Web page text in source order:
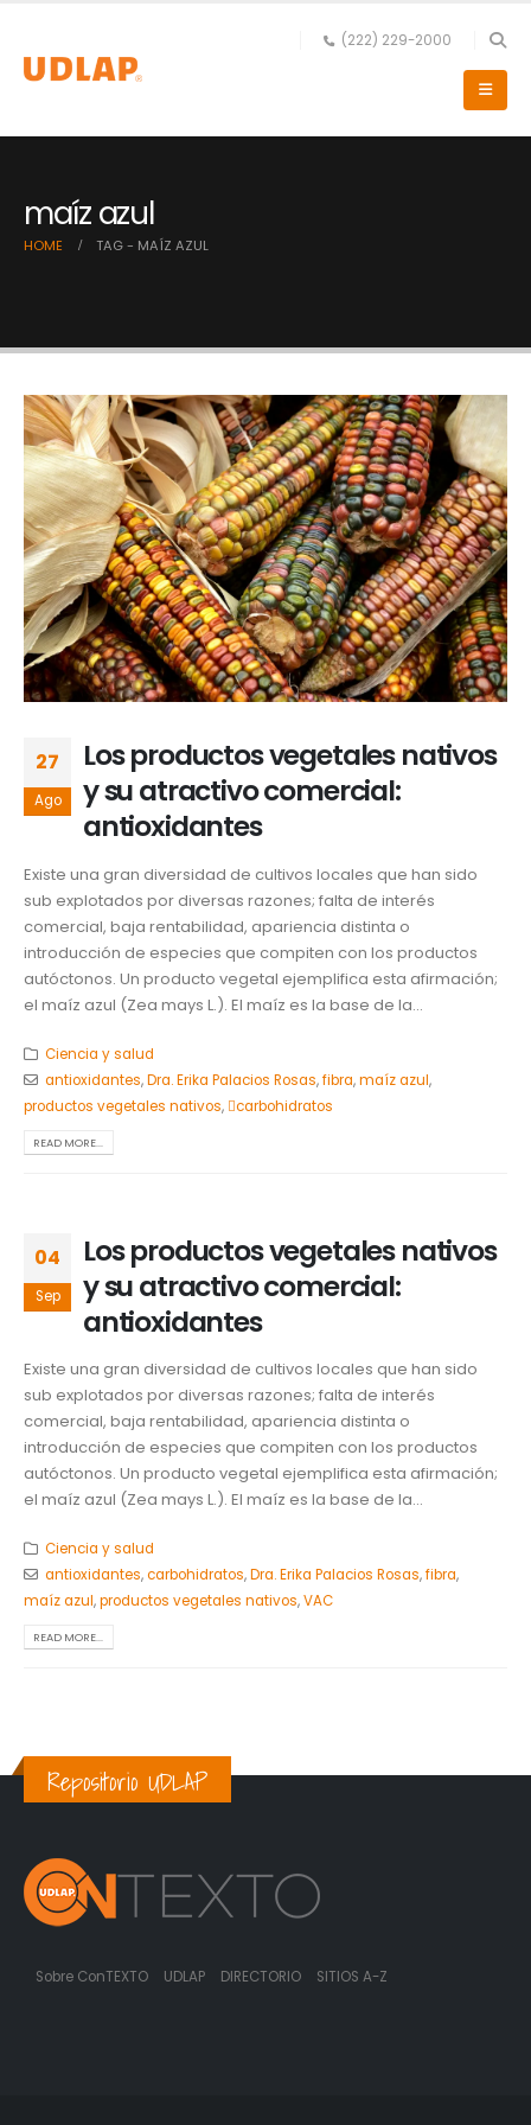
(222) 229-2000
maíz azul
HOME TAG - MAÍZ AZUL
27
Ago
Los productos vegetales nativos
y su atractivo comercial:
antioxidantes
Existe una gran diversidad de cultivos locales que han sido
sub explotados por diversas razones; falta de interés
comercial, baja rentabilidad, apariencia distinta o
introducción de especies que compiten con los productos
autóctonos. Un producto vegetal ejemplifica esta afirmación;
el maíz azul (Zea mays L.). El maíz es la base de la...
Ciencia y salud
antioxidantes,Dra. Erika Palacios Rosas,fibra,maíz azul,
productos vegetales nativos, carbohidratos
READ MORE...
04
Sep
Los productos vegetales nativos
y su atractivo comercial:
antioxidantes
Existe una gran diversidad de cultivos locales que han sido
sub explotados por diversas razones; falta de interés
comercial, baja rentabilidad, apariencia distinta o
introducción de especies que compiten con los productos
autóctonos. Un producto vegetal ejemplifica esta afirmación;
el maíz azul (Zea mays L.). El maíz es la base de la...
Ciencia y salud
antioxidantes,carbohidratos,Dra. Erika Palacios Rosas,fibra,
maíz azul,productos vegetales nativos,VAC
READ MORE...
Repositorio UDLAP
Sobre ConTEXTO UDLAP DIRECTORIO SITIOS A-Z